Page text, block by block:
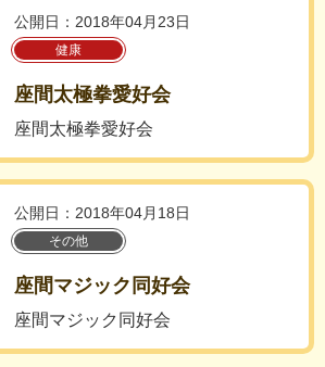
公開日：2018年04月23日
健康
座間太極拳愛好会
座間太極拳愛好会
公開日：2018年04月18日
その他
座間マジック同好会
座間マジック同好会